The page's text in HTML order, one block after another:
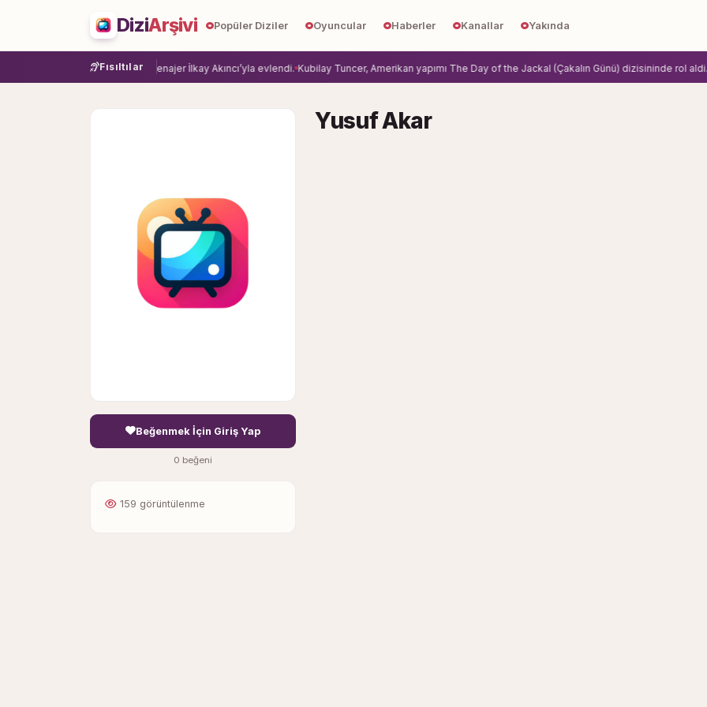
DiziArşivi Popüler Diziler Oyuncular Haberler Kanallar Yakında
Fısıltılar
Damla Sönmez, menajer İlkay Akıncı’yla evlendi. Kubilay Tuncer, Amerikan yapımı The Day of the Jackal (Çakalın Günü) dizisininde rol aldi.
Beğenmek İçin Giriş Yap
0 beğeni
159 görüntülenme
Yusuf Akar